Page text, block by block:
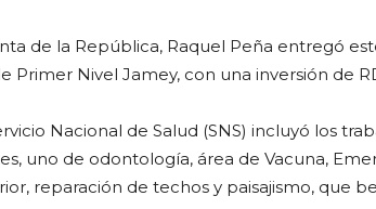
de la República, Raquel Peña entregó
Primer Nivel Jamey, con una inversión de
Nacional de Salud (SNS) incluyó los
uno de odontología, área de Vacuna,
reparación de techos y paisajismo, que